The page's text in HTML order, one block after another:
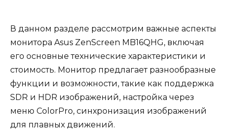
В данном разделе рассмотрим важные аспекты
монитора Asus ZenScreen MB16QHG, включая
его основные технические характеристики и
стоимость. Монитор предлагает разнообразные
функции и возможности, такие как поддержка
SDR и HDR изображений, настройка через
меню ColorPro, синхронизация изображений
для плавных движений.